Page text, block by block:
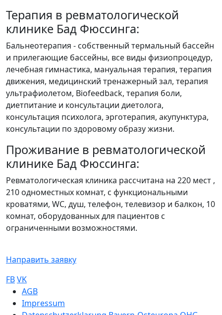
Терапия в ревматологической
клинике Бад Фюссинга:
Бальнеотерапия - собственный термальный бассейн
и прилегающие бассейны, все виды физиопроцедур,
лечебная гимнастика, мануальная терапия, терапия
движения, медицинский тренажерный зал, терапия
ультрафиолетом, Biofeedback, терапия боли,
диетпитание и консультации диетолога,
консультация психолога, эрготерапия, акупунктура,
консультации по здоровому образу жизни.
Проживание в ревматологической
клинике Бад Фюссинга:
Ревматологическая клиника рассчитана на 220 мест ,
210 одноместных комнат, с функциональными
кроватями, WC, душ, телефон, телевизор и балкон, 10
комнат, оборудованных для пациентов с
ограниченными возможностями.
Направить заявку
FBVK
Sub footer
AGB
Impressum